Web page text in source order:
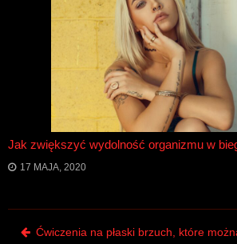
Jak zwiększyć wydolność organizmu w
17 MAJA, 2020
Post navigation
Ćwiczenia na płaski brzuch, które